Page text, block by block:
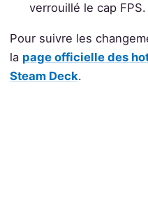
verrouillé le cap FPS.
Pour suivre les
la page officielle des
Steam Deck.